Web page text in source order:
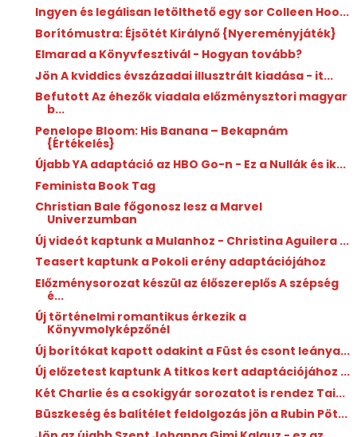
Ingyen és legálisan letölthető egy sor Colleen Hoo...
Borítómustra: Éjsötét ​Királynő {Nyereményjáték}
Elmarad a Könyvfesztivál - Hogyan tovább?
Jön A kviddics évszázadai illusztrált kiadása - it...
Befutott Az éhezők viadala előzménysztori magyar
b...
Penelope Bloom: His ​Banana – Bekapnám
{Értékelés}
Újabb YA adaptáció az HBO Go-n - Ez a Nullák és ik...
Feminista Book Tag
Christian Bale főgonosz lesz a Marvel
Univerzumban
Új videót kaptunk a Mulanhoz - Christina Aguilera ...
Teasert kaptunk a Pokoli erény adaptációjához
Előzménysorozat készül az élőszereplős A szépség
é...
Új történelmi romantikus érkezik a
Könyvmolyképzőnél
Új borítókat kapott odakint a Füst és csont leánya...
Új előzetest kaptunk A titkos kert adaptációjához ...
Két Charlie és a csokigyár sorozatot is rendez Tai...
Büszkeség és balítélet feldolgozás jön a Rubin Pöt...